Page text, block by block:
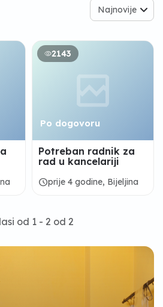
Najnovije
2143
Po dogovoru
Potreban radnik za
rad u kancelariji
scheduleprije 4 godine, Bijeljina
od 1 - 2 od 2